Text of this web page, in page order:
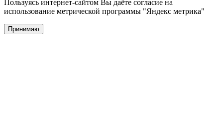
Пользуясь интернет-сайтом Вы даёте согласие на
использование метрической программы "Яндекс метрика"
Принимаю